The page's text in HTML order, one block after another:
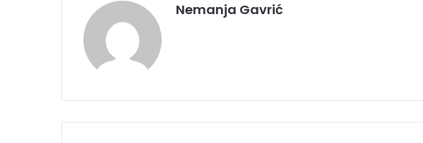
Nemanja Gavrić